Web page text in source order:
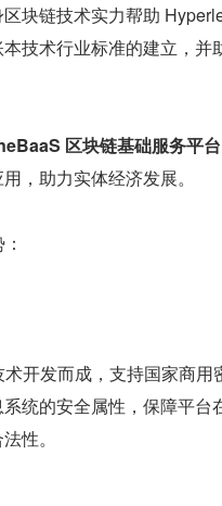
块链技术实力帮助
技术行业标准的建立，并
区块链基础服务平台
，助力实体经济发展。
开发而成，支持国家商用
系统的安全属性，保障平台
性。